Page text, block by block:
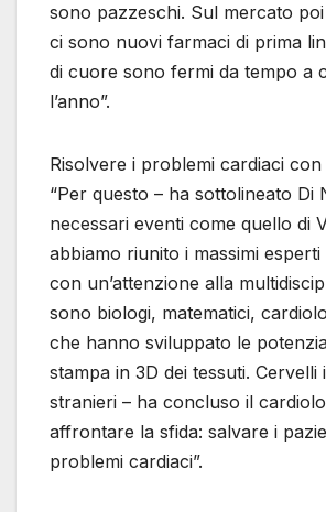
sono pazzeschi. Sul mercato
ci sono nuovi farmaci di prima
di cuore sono fermi da tempo a
l’anno”.
Risolvere i problemi cardiaci con
“Per questo – ha sottolineato Di
necessari eventi come quello di
abbiamo riunito i massimi
con un’attenzione alla
sono biologi, matematici,
che hanno sviluppato le
stampa in 3D dei tessuti. Cervelli
stranieri – ha concluso il
affrontare la sfida: salvare i
problemi cardiaci”.